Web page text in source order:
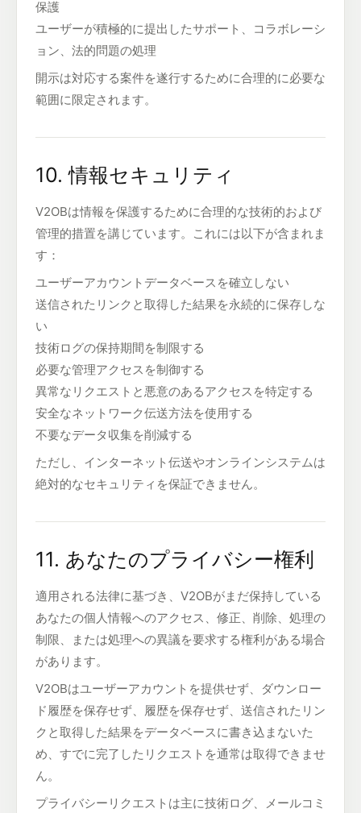
保護
ユーザーが積極的に提出したサポート、コラボレーシ
ョン、法的問題の処理
開示は対応する案件を遂行するために合理的に必要な
範囲に限定されます。
10. 情報セキュリティ
V2OBは情報を保護するために合理的な技術的および
管理的措置を講じています。これには以下が含まれま
す：
ユーザーアカウントデータベースを確立しない
送信されたリンクと取得した結果を永続的に保存しな
い
技術ログの保持期間を制限する
必要な管理アクセスを制御する
異常なリクエストと悪意のあるアクセスを特定する
安全なネットワーク伝送方法を使用する
不要なデータ収集を削減する
ただし、インターネット伝送やオンラインシステムは
絶対的なセキュリティを保証できません。
11. あなたのプライバシー権利
適用される法律に基づき、V2OBがまだ保持している
あなたの個人情報へのアクセス、修正、削除、処理の
制限、または処理への異議を要求する権利がある場合
があります。
V2OBはユーザーアカウントを提供せず、ダウンロー
ド履歴を保存せず、履歴を保存せず、送信されたリン
クと取得した結果をデータベースに書き込まないた
め、すでに完了したリクエストを通常は取得できませ
ん。
プライバシーリクエストは主に技術ログ、メールコミ